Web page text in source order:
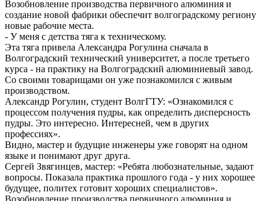
Возобновление производства первичного алюминия и
создание новой фабрики обеспечит волгоградскому региону
новые рабочие места.
- У меня с детства тяга к техническому.
Эта тяга привела Александра Рогулина сначала в
Волгоградский технический университет, а после третьего
курса - на практику на Волгоградский алюминиевый завод.
Со своими товарищами он уже познакомился с живым
производством.
Александр Рогулин, студент ВолгГТУ: «Ознакомился с
процессом получения пудры, как определить дисперсность
пудры. Это интересно. Интересней, чем в других
профессиях».
Видно, мастер и будущие инженеры уже говорят на одном
языке и понимают друг друга.
Сергей Звягинцев, мастер: «Ребята любознательные, задают
вопросы. Показала практика прошлого года - у них хорошее
будущее, политех готовит хороших специалистов».
Возобновление производства первичного алюминия и